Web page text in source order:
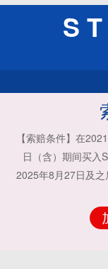
【索赔条件】在
日（含）期间买入
2025年8月27日及